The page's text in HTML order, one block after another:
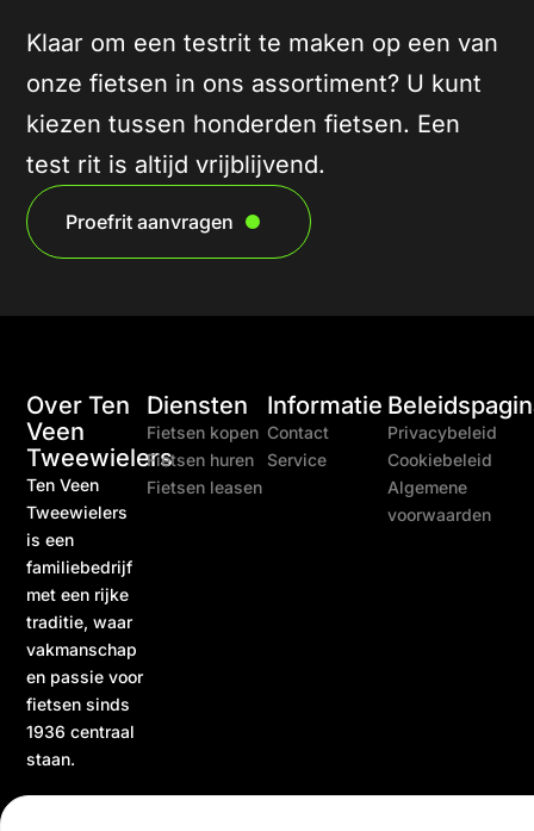
Klaar om een testrit te maken op een van
onze fietsen in ons assortiment? U kunt
kiezen tussen honderden fietsen. Een
test rit is altijd vrijblijvend.
Proefrit aanvragen
Over Ten
Veen
Tweewielers
Ten Veen
Tweewielers
is een
familiebedrijf
met een rijke
traditie, waar
vakmanschap
en passie voor
fietsen sinds
1936 centraal
staan.
Diensten
Fietsen kopen
Fietsen huren
Fietsen leasen
Informatie
Contact
Service
Privacybeleid
Cookiebeleid
Algemene
voorwaarden